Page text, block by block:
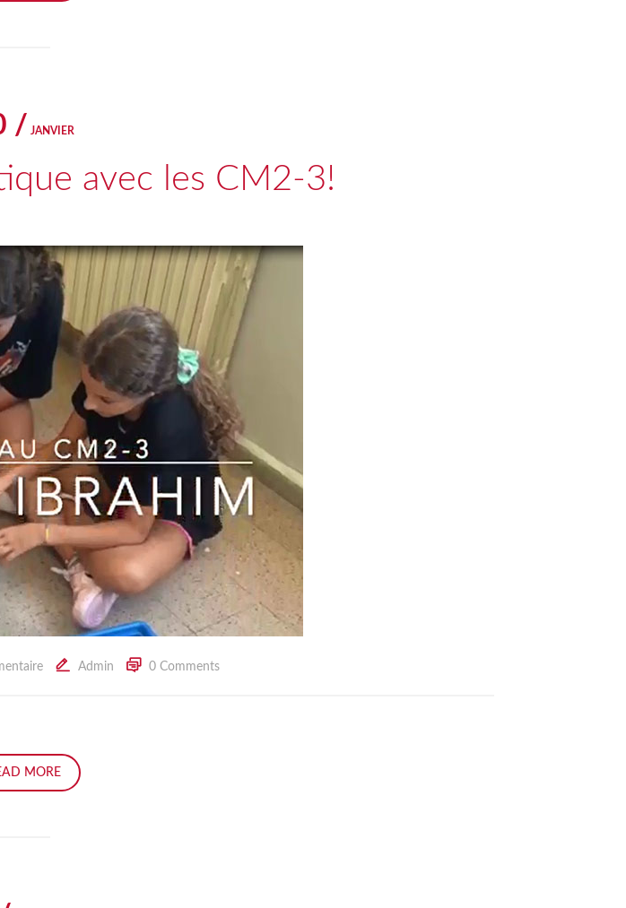
/ JANVIER
avec les CM2-3!
Admin 0 Comments
MORE